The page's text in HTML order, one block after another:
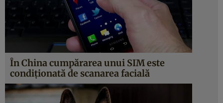
În China cumpărarea unui SIM este
condiţionată de scanarea facială